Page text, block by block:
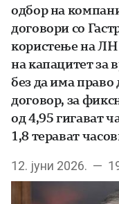
oдбор на
договори со
користeње на
на капацитет за
без да има право
договор, за
од 4,95 гигават
1,8 терават
12. јуни 2026. —